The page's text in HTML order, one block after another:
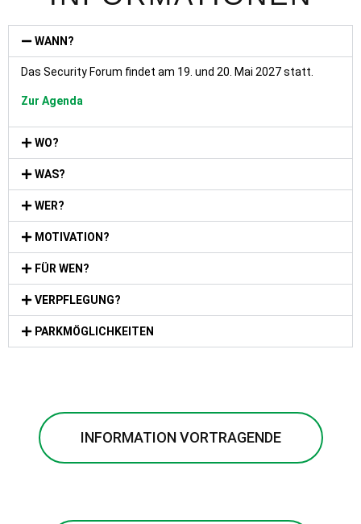
WANN?
Das Security Forum findet am 19. und 20. Mai 2027 statt.
Zur Agenda
WO?
WAS?
WER?
MOTIVATION?
FÜR WEN?
VERPFLEGUNG?
PARKMÖGLICHKEITEN
INFORMATION VORTRAGENDE